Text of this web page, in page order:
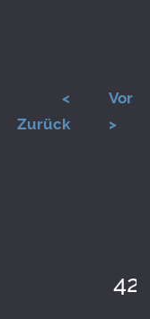
<
Zurück
Vor
>